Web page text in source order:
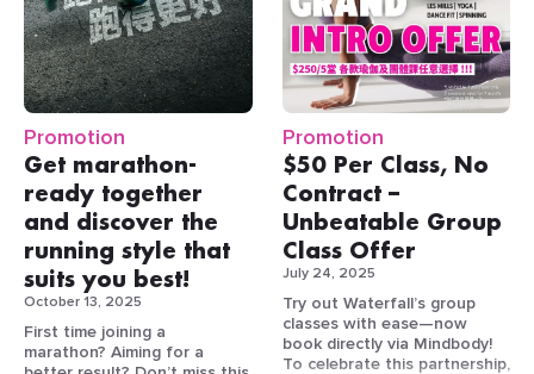
【
August Limited Offer!
JOIN THE ONE Membership ·
Bring-a-Friend Offer!】
Purchase the $1,800 THE
ONE Sports Membership
together with a friend and
receive 10 free experience
passes!
Offer Details
Membership Annual
Fee:$1,800 / Year
August Limited Offer:
Join THE ONE with a
friend (2 persons
上限！
成功推薦 3 位朋友，即可合共
獲得 HK$1,300 App Credits。
最高推薦量獎
推薦人數最多的會員，將分別
獲得一、二、三名獎項。只要
成功推薦最少 5 位新會員，便
有資格角逐最高推薦量獎。
段
繁
忙
段
平日
18:00–
23:00；週
末及公眾假
期全日
HK$500
／小時
地點： Waterfall 奧運會所
場地亮點
FIBA 認證奧運級運動地
板，提供專業級體驗
適合約戰、練習及比賽
市區罕有的國際標準
優惠詳情
於 Waterfall Sports &
Wellness 任何消費滿$100，即
送2張VIP 1B通道門票
兒、兒童、成人班皆可
籃球班｜基礎／提升／改
良，適合不同水平
排球班｜提升彈跳力、團隊
合作及反應速度
乒乓球班｜提升反應、專注
力及協調性
羽毛球班｜適合初學及進階
學員
匹克球班｜全城大熱新興運
動，10歲至成人皆可參與
花式跳繩班｜好玩又燃脂，
提升節奏感與身體控制
課程亮點
・專業教練指導，小班教學
・室內場地，唔怕日曬雨淋
・3歲幼兒至成人皆可參加
Promotion
Get marathon-
ready together
and discover the
running style that
suits you best!
October 13, 2025
First time joining a
marathon? Aiming for a
Promotion
$50 Per Class, No
Contract –
Unbeatable Group
Class Offer
July 24, 2025
Try out Waterfall’s group
classes with ease—now
book directly via Mindbody!
To celebrate this partnership,